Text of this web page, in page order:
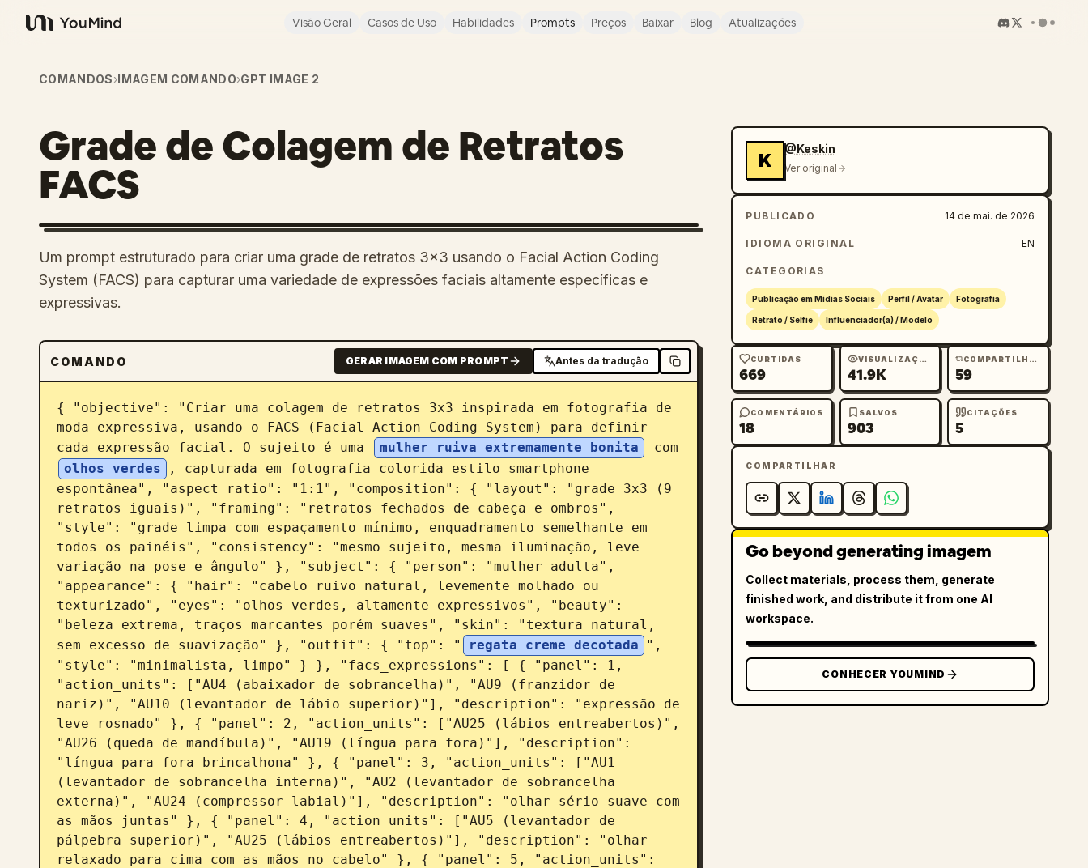
YouMind
Visão Geral Casos de Uso Habilidades Prompts Preços Baixar Blog Atualizações
COMANDOS›IMAGEM COMANDO›GPT IMAGE 2
Grade de Colagem de Retratos
FACS
Um prompt estruturado para criar uma grade de retratos 3x3 usando o Facial Action Coding
System (FACS) para capturar uma variedade de expressões faciais altamente específicas e
expressivas.
COMANDO GERAR IMAGEM COM PROMPT Antes da tradução
{ "objective": "Criar uma colagem de retratos 3x3 inspirada em fotografia de
moda expressiva, usando o FACS (Facial Action Coding System) para definir
cada expressão facial. O sujeito é uma
mulher ruiva extremamente bonita
olhos verdes
, capturada em fotografia colorida estilo smartphone
espontânea", "aspect_ratio": "1:1", "composition": { "layout": "grade 3x3 (9
retratos iguais)", "framing": "retratos fechados de cabeça e ombros",
"style": "grade limpa com espaçamento mínimo, enquadramento semelhante em
todos os painéis", "consistency": "mesmo sujeito, mesma iluminação, leve
variação na pose e ângulo" }, "subject": { "person": "mulher adulta",
"appearance": { "hair": "cabelo ruivo natural, levemente molhado ou
texturizado", "eyes": "olhos verdes, altamente expressivos", "beauty":
"beleza extrema, traços marcantes porém suaves", "skin": "textura natural,
sem excesso de suavização" }, "outfit": { "top": "
regata creme decotada
",
"style": "minimalista, limpo" } }, "facs_expressions": [ { "panel": 1,
"action_units": ["AU4 (abaixador de sobrancelha)", "AU9 (franzidor de
nariz)", "AU10 (levantador de lábio superior)"], "description": "expressão de
leve rosnado" }, { "panel": 2, "action_units": ["AU25 (lábios entreabertos)",
"AU26 (queda de mandíbula)", "AU19 (língua para fora)"], "description":
"língua para fora brincalhona" }, { "panel": 3, "action_units": ["AU1
(levantador de sobrancelha interna)", "AU2 (levantador de sobrancelha
externa)", "AU24 (compressor labial)"], "description": "olhar sério suave com
as mãos juntas" }, { "panel": 4, "action_units": ["AU5 (levantador de
pálpebra superior)", "AU25 (lábios entreabertos)"], "description": "olhar
relaxado para cima com as mãos no cabelo" }, { "panel": 5, "action_units":
K
@Keskin
Ver original
PUBLICADO 14 de mai. de 2026
IDIOMA ORIGINAL EN
CATEGORIAS
Publicação em Mídias Sociais Perfil / Avatar Fotografia
Retrato / Selfie Influenciador(a) / Modelo
CURTIDAS
669
VISUALIZAÇÕES
41.9K
COMPARTILHAMENTOS
59
COMENTÁRIOS
18
SALVOS
903
CITAÇÕES
5
COMPARTILHAR
Go beyond generating imagem
Collect materials, process them, generate
finished work, and distribute it from one AI
workspace.
CONHECER YOUMIND